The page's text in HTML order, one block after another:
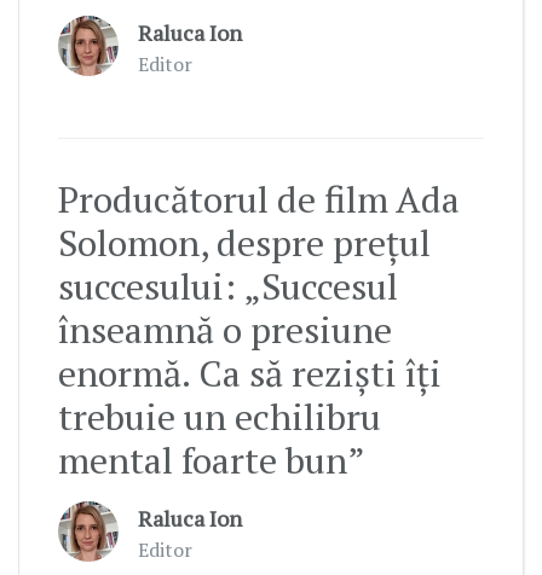
Raluca Ion
Editor
Producătorul de film Ada
Solomon, despre prețul
succesului: „Succesul
înseamnă o presiune
enormă. Ca să reziști îți
trebuie un echilibru
mental foarte bun”
Raluca Ion
Editor